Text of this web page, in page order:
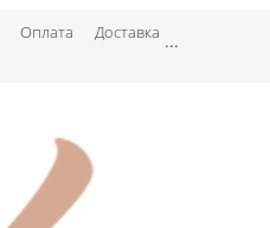
Оплата Доставка ...